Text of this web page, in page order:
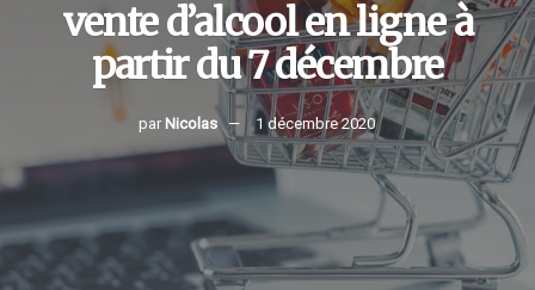
vente d’alcool en ligne à
partir du 7 décembre
par Nicolas 1 décembre 2020